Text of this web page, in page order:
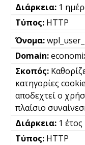
1
HTTP
κατηγορίες
αποδεχτεί ο
πλαίσιο
1 έτος
HTTP